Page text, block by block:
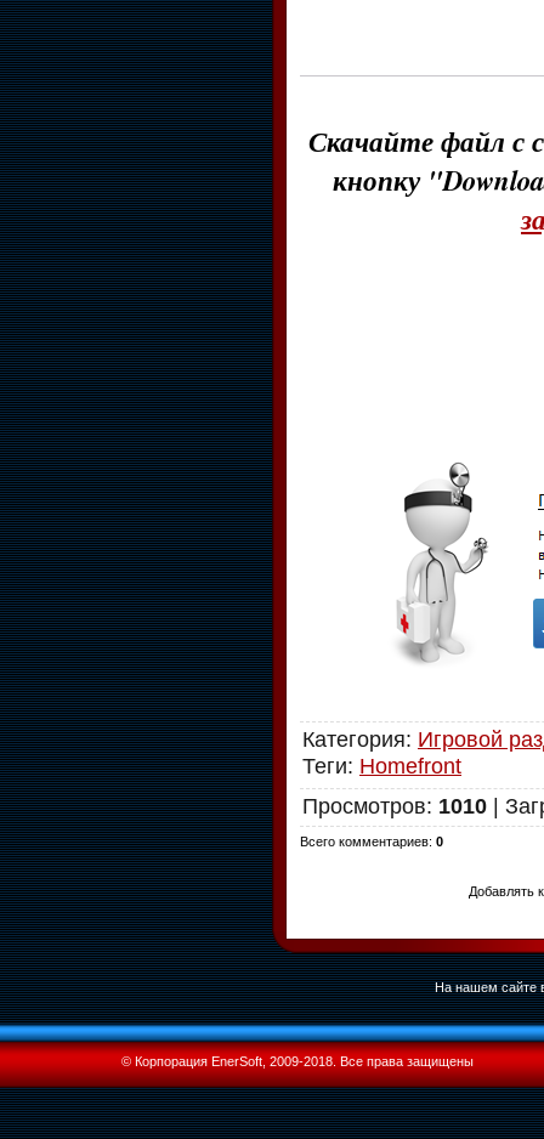
Скачайте файл с
кнопку
Категория: Игровой
Теги: Homefront
Просмотров: 1010 |
Всего комментариев: 0
Добавлять
На нашем сайте
© Корпорация EnerSoft, 2009-2018. Все права защищены